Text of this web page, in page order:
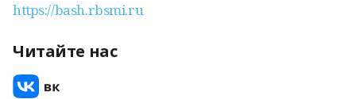
https://bash.rbsmi.ru
Читайте нас